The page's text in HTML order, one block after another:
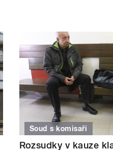
Soud s komisaři
Rozsudky v kauze